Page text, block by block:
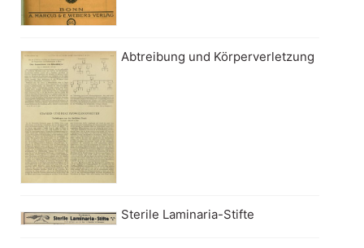
Abtreibung und Körperverletzung
Sterile Laminaria-Stifte